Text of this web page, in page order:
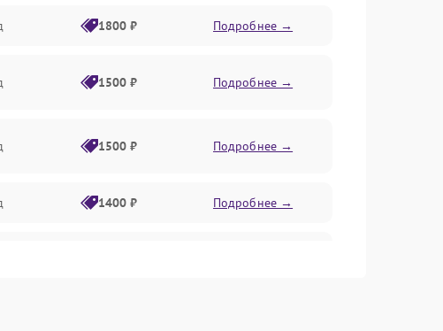
1800 ₽ Подробнее →
1500 ₽ Подробнее →
1500 ₽ Подробнее →
1400 ₽ Подробнее →